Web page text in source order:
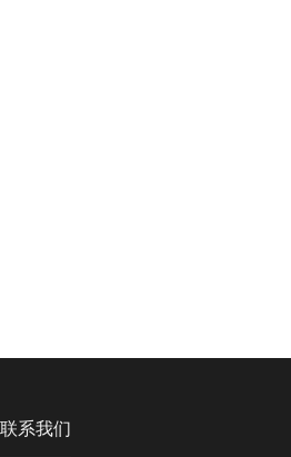
联系我们